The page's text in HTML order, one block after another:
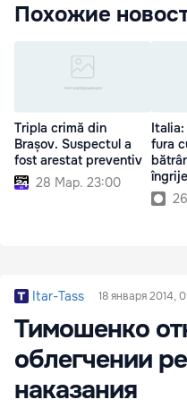
Похожие
Tripla crimă din
Brașov. Suspectul a
fost arestat preventiv
28 Мар. 23:00
fura
Itar-Tass 18 января 2014,
Тимошенко
облегчении
наказания